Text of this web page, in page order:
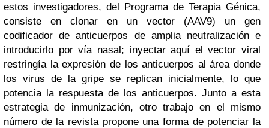
estos investigadores, del Programa de Terapia Génica,
consiste en clonar en un vector (AAV9) un gen
codificador de anticuerpos de amplia neutralización e
introducirlo por vía nasal; inyectar aquí el vector viral
restringía la expresión de los anticuerpos al área donde
los virus de la gripe se replican inicialmente, lo que
potencia la respuesta de los anticuerpos. Junto a esta
estrategia de inmunización, otro trabajo en el mismo
número de la revista propone una forma de potenciar la